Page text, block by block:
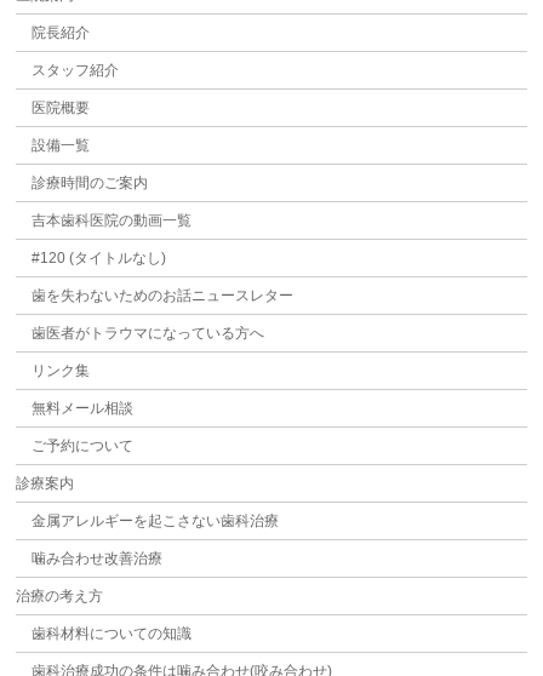
院長紹介
スタッフ紹介
医院概要
設備一覧
診療時間のご案内
吉本歯科医院の動画一覧
#120 (タイトルなし)
歯を失わないためのお話ニュースレター
歯医者がトラウマになっている方へ
リンク集
無料メール相談
ご予約について
診療案内
金属アレルギーを起こさない歯科治療
噛み合わせ改善治療
治療の考え方
歯科材料についての知識
歯科治療成功の条件は噛み合わせ(咬み合わせ)